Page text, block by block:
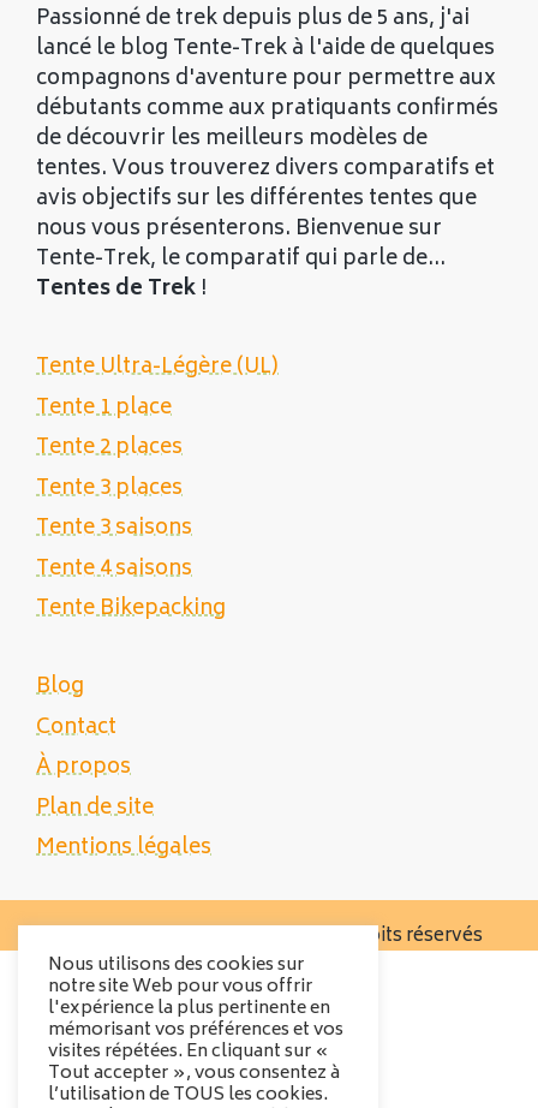
Passionné de trek depuis plus de 5 ans, j'ai
lancé le blog Tente-Trek à l'aide de quelques
compagnons d'aventure pour permettre aux
débutants comme aux pratiquants confirmés
de découvrir les meilleurs modèles de
tentes. Vous trouverez divers comparatifs et
avis objectifs sur les différentes tentes que
nous vous présenterons. Bienvenue sur
Tente-Trek, le comparatif qui parle de...
Tentes de Trek !
Tente Ultra-Légère (UL)
Tente 1 place
Tente 2 places
Tente 3 places
Tente 3 saisons
Tente 4 saisons
Tente Bikepacking
Blog
Contact
À propos
Plan de site
Mentions légales
Copyright 2025 Tente Trek - Tous droits réservés
Nous utilisons des cookies sur
notre site Web pour vous offrir
l'expérience la plus pertinente en
mémorisant vos préférences et vos
visites répétées. En cliquant sur «
Tout accepter », vous consentez à
l’utilisation de TOUS les cookies.